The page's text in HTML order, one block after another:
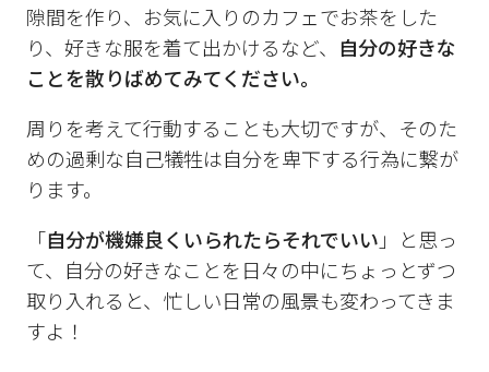
隙間を作り、お気に入りのカフェでお茶をした
り、好きな服を着て出かけるなど、
自分の好きな
ことを散りばめてみてください。
周りを考えて行動することも大切ですが、そのた
めの過剰な自己犠牲は自分を卑下する行為に繋が
ります。
「 自分が機嫌良くいられたらそれでいい 」と思っ
て、自分の好きなことを日々の中にちょっとずつ
取り入れると、忙しい日常の風景も変わってきま
すよ！